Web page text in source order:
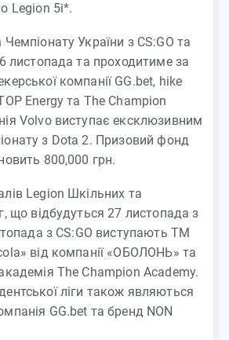
Legion 5i*.
України з CS:GO та
листопада та проходитиме за
компанії GG.bet, hike
Energy та The Champion
Volvo виступає ексклюзивним
з Dota 2. Призовий фонд
800,000 грн.
Legion Шкільних та
що відбудуться 27 листопада з
з CS:GO виступають ТМ
від компанії «ОБОЛОНЬ» та
The Champion Academy.
ліги також являються
GG.bet та бренд NON